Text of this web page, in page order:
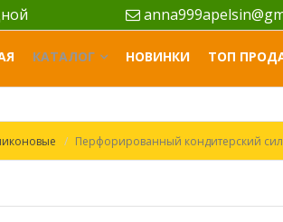
КАТАЛОГ НОВИНКИ ТОП
Перфорированный кондитерский